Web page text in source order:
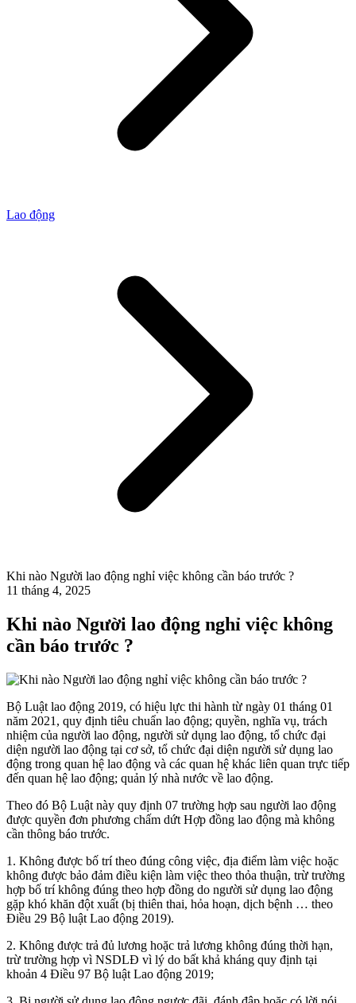
Lao động
Khi nào Người lao động nghỉ việc không cần báo trước ?
11 tháng 4, 2025
Khi nào Người lao động nghỉ việc không
cần báo trước ?
Bộ Luật lao động 2019, có hiệu lực thi hành từ ngày 01 tháng 01
năm 2021, quy định tiêu chuẩn lao động; quyền, nghĩa vụ, trách
nhiệm của người lao động, người sử dụng lao động, tổ chức đại
diện người lao động tại cơ sở, tổ chức đại diện người sử dụng lao
động trong quan hệ lao động và các quan hệ khác liên quan trực tiếp
đến quan hệ lao động; quản lý nhà nước về lao động.
Theo đó Bộ Luật này quy định 07 trường hợp sau người lao động
được quyền đơn phương chấm dứt Hợp đồng lao động mà không
cần thông báo trước.
1. Không được bố trí theo đúng công việc, địa điểm làm việc hoặc
không được bảo đảm điều kiện làm việc theo thỏa thuận, trừ trường
hợp bố trí không đúng theo hợp đồng do người sử dụng lao động
gặp khó khăn đột xuất (bị thiên thai, hỏa hoạn, dịch bệnh … theo
Điều 29 Bộ luật Lao động 2019).
2. Không được trả đủ lương hoặc trả lương không đúng thời hạn,
trừ trường hợp vì NSDLĐ vì lý do bất khả kháng quy định tại
khoản 4 Điều 97 Bộ luật Lao động 2019;